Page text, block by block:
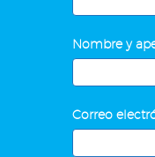
de
Nóminas,
IMSS
e
INFONAVIT
Nombre y
Correo